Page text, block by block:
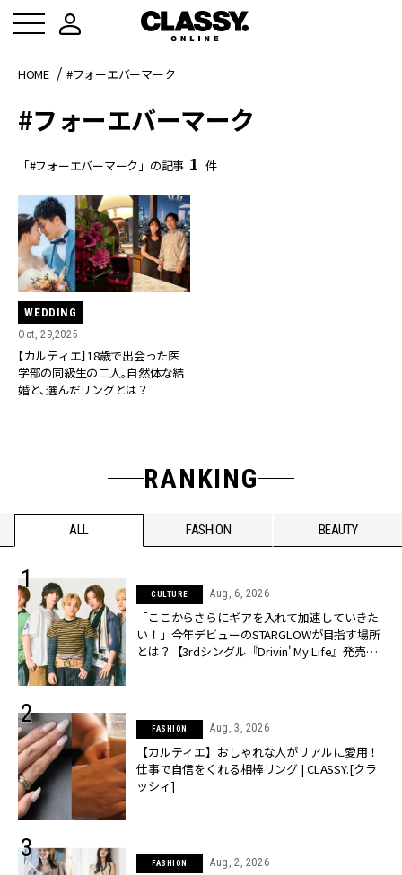
HOME #フォーエバーマーク
#フォーエバーマーク
「#フォーエバーマーク」の記事 1 件
WEDDING
Oct, 29,2025
【カルティエ】18歳で出会った医
学部の同級生の二人。自然体な結
婚と、選んだリングとは？
RANKING
ALL FASHION BEAUTY
CULTURE Aug, 6, 2026
「ここからさらにギアを入れて加速していきた
い！」今年デビューのSTARGLOWが目指す場所
とは？【3rdシングル『Drivin' My Life』発売】 |
FASHION Aug, 3, 2026
【カルティエ】おしゃれな人がリアルに愛用！
仕事で自信をくれる相棒リング | CLASSY.[クラ
ッシィ]
FASHION Aug, 2, 2026